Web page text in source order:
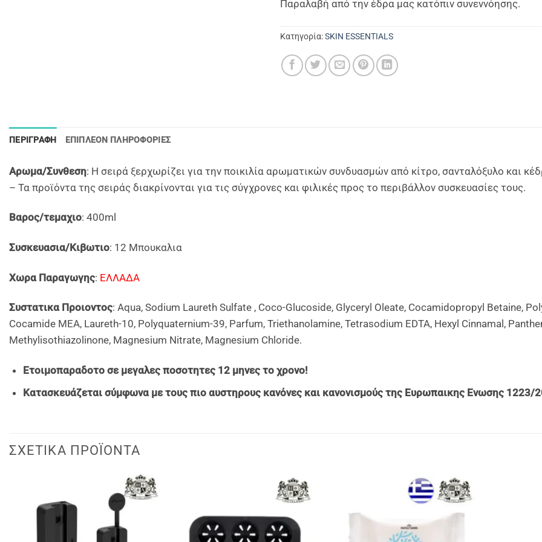
Παραλαβή από την έδρα μας κατόπιν συνεννόησης.
Κατηγορία:SKIN ESSENTIALS
ΠΕΡΙΓΡΑΦΉ ΕΠΙΠΛΈΟΝ ΠΛΗΡΟΦΟΡΊΕΣ
Αρωμα/Συνθεση: Η σειρά ξερχωρίζει για την ποικιλία αρωματικών συνδυασμών από κίτρο, σανταλόξυλο και
– Τα προϊόντα της σειράς διακρίνονται για τις σύγχρονες και φιλικές προς το περιβάλλον συσκευασίες τους.
Βαρος/τεμαχιο: 400ml
Συσκευασια/Κιβωτιο: 12 Μπουκαλια
Χωρα Παραγωγης: ΕΛΛΑΔΑ
Συστατικα Προιοντος: Aqua, Sodium Laureth Sulfate , Coco-Glucoside, Glyceryl Oleate, Cocamidopropyl Betaine,
Cocamide MEA, Laureth-10, Polyquaternium-39, Parfum, Triethanolamine, Tetrasodium EDTA, Hexyl Cinnamal,
Methylisothiazolinone, Magnesium Nitrate, Magnesium Chloride.
Ετοιμοπαραδοτο σε μεγαλες ποσοτητες 12 μηνες το χρονο!
Κατασκευάζεται σύμφωνα με τους πιο αυστηρους κανόνες και κανονισμούς της Ευρωπαικης Ενωσης 1223/
ΣΧΕΤΙΚΆ ΠΡΟΪΌΝΤΑ